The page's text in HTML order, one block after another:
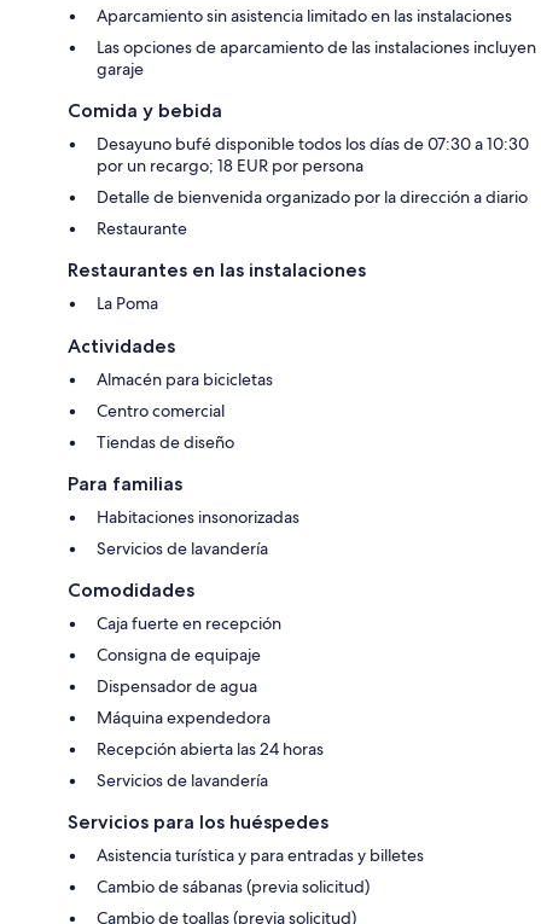
Aparcamiento sin asistencia limitado en las instalaciones
Las opciones de aparcamiento de las instalaciones incluyen
garaje
Comida y bebida
Desayuno bufé disponible todos los días de 07:30 a 10:30
por un recargo; 18 EUR por persona
Detalle de bienvenida organizado por la dirección a diario
Restaurante
Restaurantes en las instalaciones
La Poma
Actividades
Almacén para bicicletas
Centro comercial
Tiendas de diseño
Para familias
Habitaciones insonorizadas
Servicios de lavandería
Comodidades
Caja fuerte en recepción
Consigna de equipaje
Dispensador de agua
Máquina expendedora
Recepción abierta las 24 horas
Servicios de lavandería
Servicios para los huéspedes
Asistencia turística y para entradas y billetes
Cambio de sábanas (previa solicitud)
Cambio de toallas (previa solicitud)